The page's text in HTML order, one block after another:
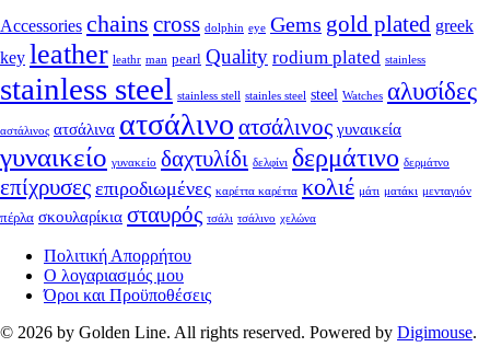
Accessories chains cross dolphin eye Gems gold plated greek
key leather leathr man pearl Quality rodium plated stainless
stainless steel stainless stell stainles steel steel Watches αλυσίδες
αστάλινος ατσάλινα ατσάλινο ατσάλινος γυναικεία
γυναικείο γυνακείο δαχτυλίδι δελφίνι δερμάτινο δερμάτνο
επίχρυσες επιροδιωμένες καρέττα καρέττα κολιέ μάτι ματάκι μενταγιόν
πέρλα σκουλαρίκια σταυρός τσάλι τσάλινο χελώνα
Πολιτική Απορρήτου
Ο λογαριασμός μου
Όροι και Προϋποθέσεις
© 2026 by Golden Line. All rights reserved. Powered by Digimouse.